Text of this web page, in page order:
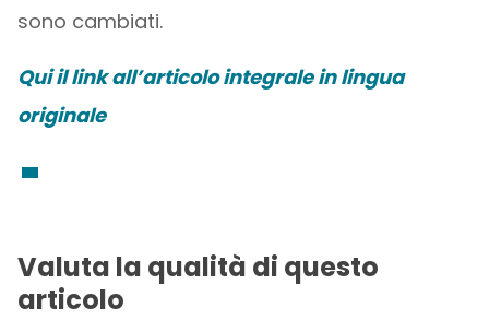
sono cambiati.
Qui il link all’articolo integrale in lingua
originale
Valuta la qualità di questo
articolo